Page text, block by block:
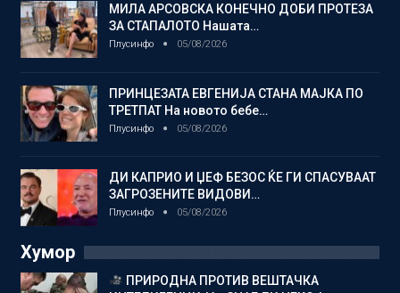
МИЛА АРСОВСКА КОНЕЧНО ДОБИ ПРОТЕЗА
ЗА СТАПАЛОТО Нашата…
Плусинфо 05/08/2026
ПРИНЦЕЗАТА ЕВГЕНИЈА СТАНА МАЈКА ПО
ТРЕТПАТ На новото бебе…
Плусинфо 05/08/2026
ДИ КАПРИО И ЏЕФ БЕЗОС ЌЕ ГИ СПАСУВААТ
ЗАГРОЗЕНИТЕ ВИДОВИ…
Плусинфо 05/08/2026
Хумор
ПРИРОДНА ПРОТИВ ВЕШТАЧКА